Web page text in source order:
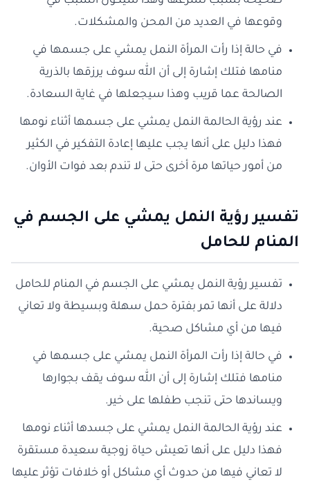
وقوعها في العديد من المحن والمشكلات.
في حالة إذا رأت المرأة النمل يمشي على جسمها في
منامها فتلك إشارة إلى أن الله سوف يرزقها بالذرية
الصالحة عما قريب وهذا سيجعلها في غاية السعادة.
عند رؤية الحالمة النمل يمشي على جسمها أثناء نومها
فهذا دليل على أنها يجب عليها إعادة التفكير في الكثير
من أمور حياتها مرة أخرى حتى لا تندم بعد فوات الأوان.
تفسير رؤية النمل يمشي على الجسم في
المنام للحامل
تفسير رؤية النمل يمشي على الجسم في المنام للحامل
دلالة على أنها تمر بفترة حمل سهلة وبسيطة ولا تعاني
فيها من أي مشاكل صحية.
في حالة إذا رأت المرأة النمل يمشي على جسمها في
منامها فتلك إشارة إلى أن الله سوف يقف بجوارها
ويساندها حتى تنجب طفلها على خير.
عند رؤية الحالمة النمل يمشي على جسدها أثناء نومها
فهذا دليل على أنها تعيش حياة زوجية سعيدة مستقرة
لا تعاني فيها من حدوث أي مشاكل أو خلافات تؤثر عليها